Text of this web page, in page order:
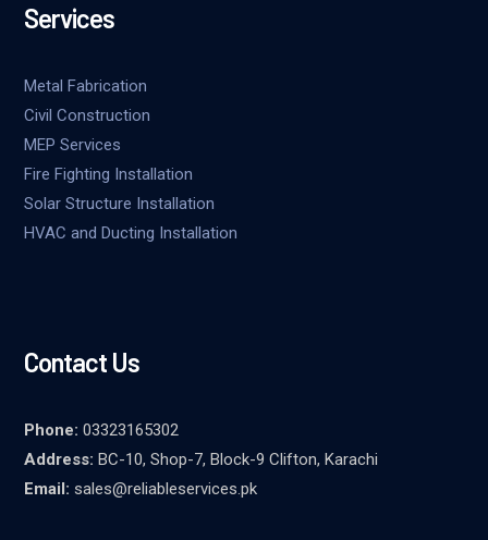
Services
Metal Fabrication
Civil Construction
MEP Services
Fire Fighting Installation
Solar Structure Installation
HVAC and Ducting Installation
Contact Us
Phone: 03323165302
Address: BC-10, Shop-7, Block-9 Clifton, Karachi
Email: sales@reliableservices.pk